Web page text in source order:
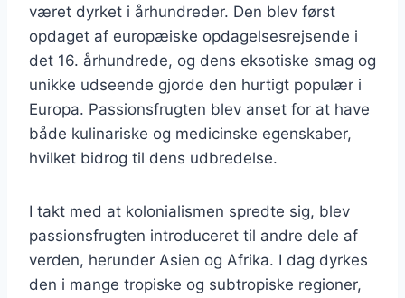
været dyrket i århundreder. Den blev først
opdaget af europæiske opdagelsesrejsende i
det 16. århundrede, og dens eksotiske smag og
unikke udseende gjorde den hurtigt populær i
Europa. Passionsfrugten blev anset for at have
både kulinariske og medicinske egenskaber,
hvilket bidrog til dens udbredelse.
I takt med at kolonialismen spredte sig, blev
passionsfrugten introduceret til andre dele af
verden, herunder Asien og Afrika. I dag dyrkes
den i mange tropiske og subtropiske regioner,